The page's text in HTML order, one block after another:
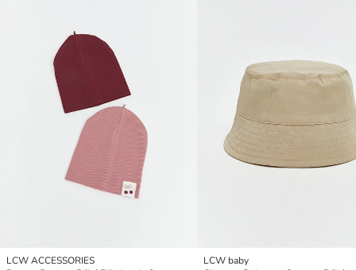
LCW ACCESSORIES
LCW baby